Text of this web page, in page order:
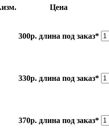
Цена
300р. длина под заказ*
330р. длина под заказ*
370р. длина под заказ*